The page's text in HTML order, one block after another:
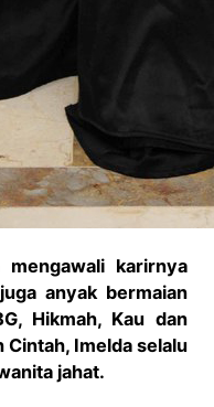
karirnya
anyak bermaian
Hikmah, Kau dan
Cintah, Imelda selalu
jahat.